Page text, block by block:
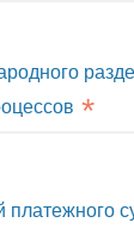
*
платежного